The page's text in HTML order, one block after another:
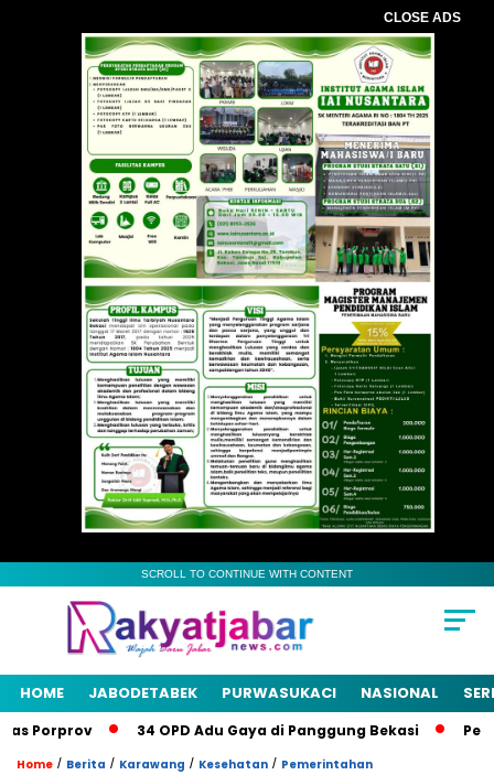
CLOSE ADS
SCROLL TO CONTINUE WITH CONTENT
HOME JABODETABEK PURWASUKACI NASIONAL
Porprov 34 OPD Adu Gaya di Panggung Bekasi
Home / Berita / Karawang / Kesehatan / Pemerintahan